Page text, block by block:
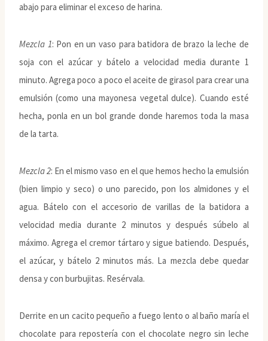
abajo para eliminar el exceso de harina.
Mezcla 1: Pon en un vaso para batidora de brazo la leche de
soja con el azúcar y bátelo a velocidad media durante 1
minuto. Agrega poco a poco el aceite de girasol para crear una
emulsión (como una mayonesa vegetal dulce). Cuando esté
hecha, ponla en un bol grande donde haremos toda la masa
de la tarta.
Mezcla 2: En el mismo vaso en el que hemos hecho la emulsión
(bien limpio y seco) o uno parecido, pon los almidones y el
agua. Bátelo con el accesorio de varillas de la batidora a
velocidad media durante 2 minutos y después súbelo al
máximo. Agrega el cremor tártaro y sigue batiendo. Después,
el azúcar, y bátelo 2 minutos más. La mezcla debe quedar
densa y con burbujitas. Resérvala.
Derrite en un cacito pequeño a fuego lento o al baño maría el
chocolate para repostería con el chocolate negro sin leche